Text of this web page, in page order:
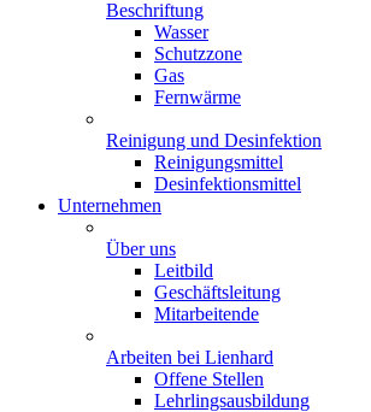
Beschriftung
Wasser
Schutzzone
Gas
Fernwärme
Reinigung und Desinfektion
Reinigungsmittel
Desinfektionsmittel
Unternehmen
Über uns
Leitbild
Geschäftsleitung
Mitarbeitende
Arbeiten bei Lienhard
Offene Stellen
Lehrlingsausbildung